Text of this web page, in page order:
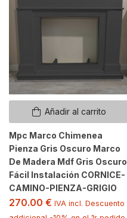
Añadir al carrito
Mpc Marco Chimenea
Pienza Gris Oscuro Marco
De Madera Mdf Gris Oscuro
Fácil Instalación CORNICE-
CAMINO-PIENZA-GRIGIO
270.00 € IVA incl. Descuento